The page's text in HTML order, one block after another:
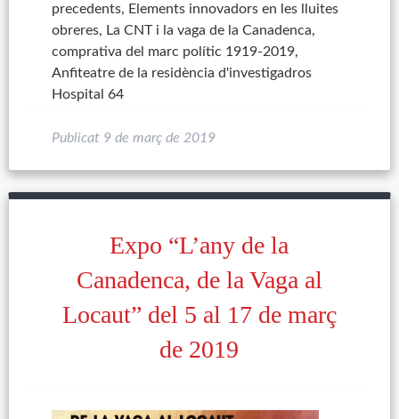
precedents, Elements innovadors en les lluites
obreres, La CNT i la vaga de la Canadenca,
comprativa del marc polític 1919-2019,
Anfiteatre de la residència d'investigadros
Hospital 64
Publicat 9 de març de 2019
Expo “L’any de la
Canadenca, de la Vaga al
Locaut” del 5 al 17 de març
de 2019